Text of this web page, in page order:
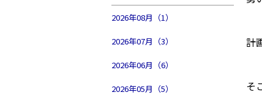
2026年08月（1）
2026年07月（3）
2026年06月（6）
2026年05月（5）
計
そ